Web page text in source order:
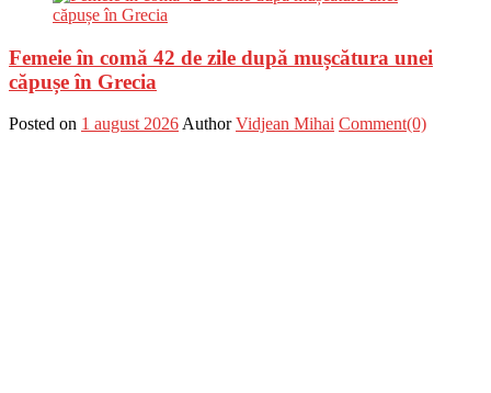
Femeie în comă 42 de zile după mușcătura unei
căpușe în Grecia
Posted on 1 august 2026 Author Vidjean Mihai Comment(0)